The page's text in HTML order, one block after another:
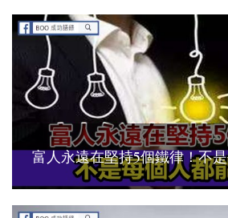
富人永遠在堅持5個鐵律！不